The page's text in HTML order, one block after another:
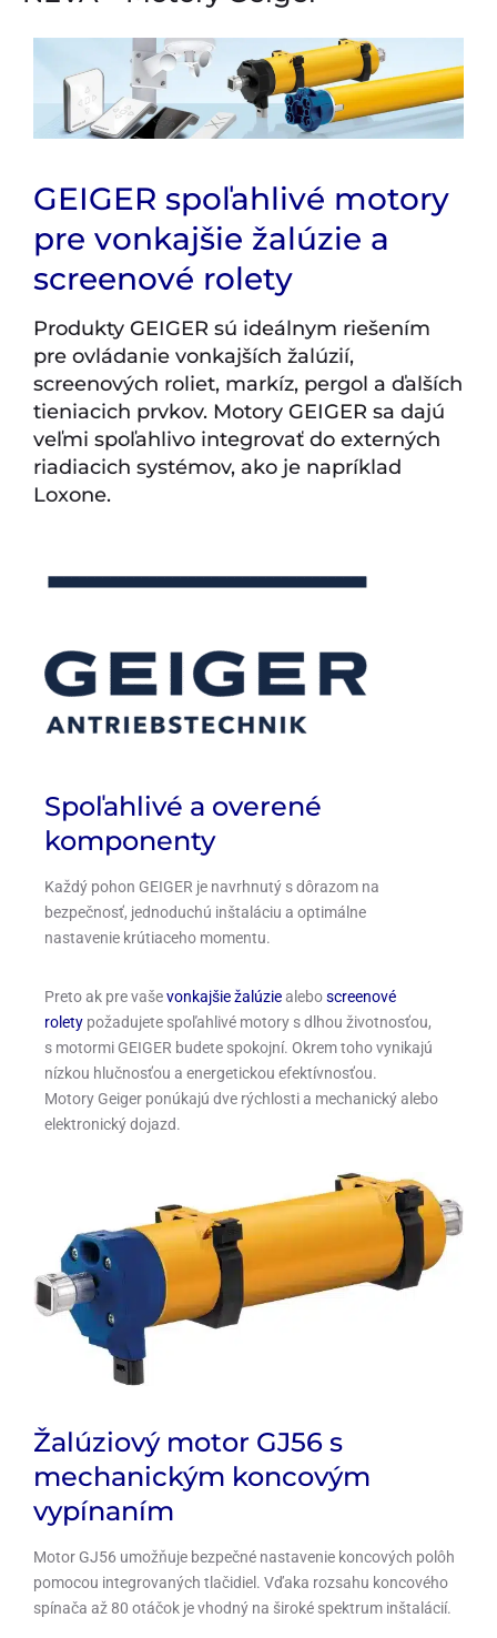
GEIGER spoľahlivé motory
pre vonkajšie žalúzie a
screenové rolety
Produkty GEIGER sú ideálnym riešením
pre ovládanie vonkajších žalúzií,
screenových roliet, markíz, pergol a ďalších
tieniacich prvkov. Motory GEIGER sa dajú
veľmi spoľahlivo integrovať do externých
riadiacich systémov, ako je napríklad
Loxone.
Spoľahlivé a overené
komponenty
Každý pohon GEIGER je navrhnutý s dôrazom na
bezpečnosť, jednoduchú inštaláciu a optimálne
nastavenie krútiaceho momentu.
Preto ak pre vaševonkajšie žalúziealeboscreenové
rolety požadujete spoľahlivé motory s dlhou životnosťou,
s motormi GEIGER budete spokojní. Okrem toho vynikajú
nízkou hlučnosťou a energetickou efektívnosťou.
Motory Geiger ponúkajú dve rýchlosti a mechanický alebo
elektronický dojazd.
Žalúziový motor GJ56 s
mechanickým koncovým
vypínaním
Motor GJ56 umožňuje bezpečné nastavenie koncových polôh
pomocou integrovaných tlačidiel. Vďaka rozsahu koncového
spínača až 80 otáčok je vhodný na široké spektrum inštalácií.